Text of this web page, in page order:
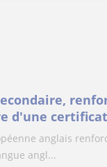
d'une
anglais
angl...